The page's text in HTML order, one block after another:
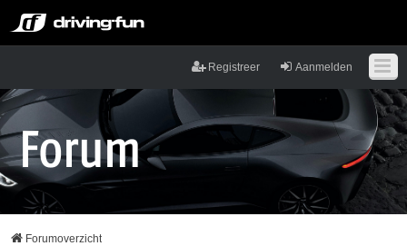
Aanmelden
Registreer
Forumoverzicht